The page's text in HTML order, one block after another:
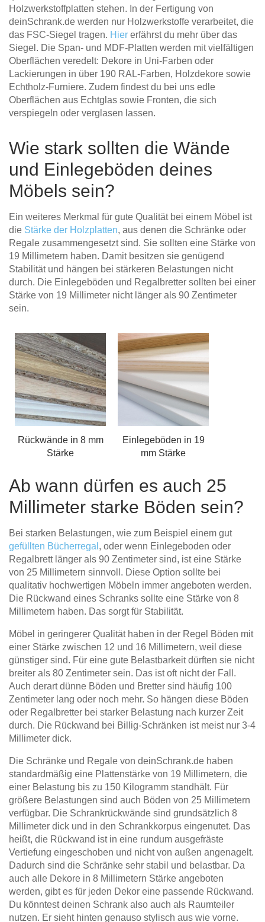
Holzwerkstoffplatten stehen. In der Fertigung von
deinSchrank.de werden nur Holzwerkstoffe verarbeitet, die
das FSC-Siegel tragen. Hier erfährst du mehr über das
Siegel. Die Span- und MDF-Platten werden mit vielfältigen
Oberflächen veredelt: Dekore in Uni-Farben oder
Lackierungen in über 190 RAL-Farben, Holzdekore sowie
Echtholz-Furniere. Zudem findest du bei uns edle
Oberflächen aus Echtglas sowie Fronten, die sich
verspiegeln oder verglasen lassen.
Wie stark sollten die Wände
und Einlegeböden deines
Möbels sein?
Ein weiteres Merkmal für gute Qualität bei einem Möbel ist
die Stärke der Holzplatten, aus denen die Schränke oder
Regale zusammengesetzt sind. Sie sollten eine Stärke von
19 Millimetern haben. Damit besitzen sie genügend
Stabilität und hängen bei stärkeren Belastungen nicht
durch. Die Einlegeböden und Regalbretter sollten bei einer
Stärke von 19 Millimeter nicht länger als 90 Zentimeter
sein.
Rückwände in 8 mm
Stärke
Einlegeböden in 19
mm Stärke
Ab wann dürfen es auch 25
Millimeter starke Böden sein?
Bei starken Belastungen, wie zum Beispiel einem gut
gefüllten Bücherregal , oder wenn Einlegeboden oder
Regalbrett länger als 90 Zentimeter sind, ist eine Stärke
von 25 Millimetern sinnvoll. Diese Option sollte bei
qualitativ hochwertigen Möbeln immer angeboten werden.
Die Rückwand eines Schranks sollte eine Stärke von 8
Millimetern haben. Das sorgt für Stabilität.
Möbel in geringerer Qualität haben in der Regel Böden mit
einer Stärke zwischen 12 und 16 Millimetern, weil diese
günstiger sind. Für eine gute Belastbarkeit dürften sie nicht
breiter als 80 Zentimeter sein. Das ist oft nicht der Fall.
Auch derart dünne Böden und Bretter sind häufig 100
Zentimeter lang oder noch mehr. So hängen diese Böden
oder Regalbretter bei starker Belastung nach kurzer Zeit
durch. Die Rückwand bei Billig-Schränken ist meist nur 3-4
Millimeter dick.
Die Schränke und Regale von deinSchrank.de haben
standardmäßig eine Plattenstärke von 19 Millimetern, die
einer Belastung bis zu 150 Kilogramm standhält. Für
größere Belastungen sind auch Böden von 25 Millimetern
verfügbar. Die Schrankrückwände sind grundsätzlich 8
Millimeter dick und in den Schrankkorpus eingenutet. Das
heißt, die Rückwand ist in eine rundum ausgefräste
Vertiefung eingeschoben und nicht von außen angenagelt.
Dadurch sind die Schränke sehr stabil und belastbar. Da
auch alle Dekore in 8 Millimetern Stärke angeboten
werden, gibt es für jeden Dekor eine passende Rückwand.
Du könntest deinen Schrank also auch als Raumteiler
nutzen. Er sieht hinten genauso stylisch aus wie vorne.